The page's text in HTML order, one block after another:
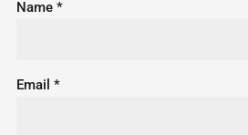
Name *
Email *